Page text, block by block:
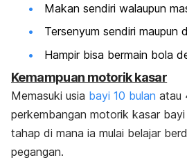
Makan sendiri walaupun
Tersenyum sendiri maupun
Hampir bisa bermain bola
Kemampuan motorik kasar
Memasuki usia bayi 10 bulan atau
perkembangan motorik kasar bayi
tahap di mana ia mulai belajar
pegangan.